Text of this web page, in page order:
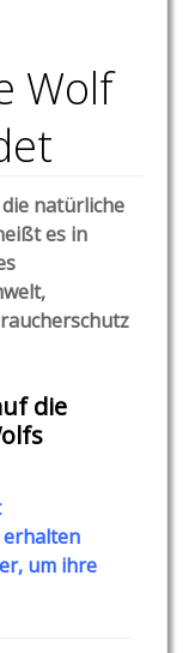
Wolf
natürliche
es in
die
erhalten
um ihre